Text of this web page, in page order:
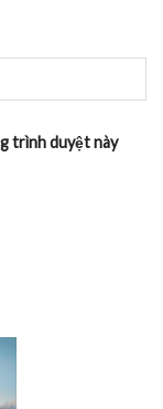
trình duyệt này